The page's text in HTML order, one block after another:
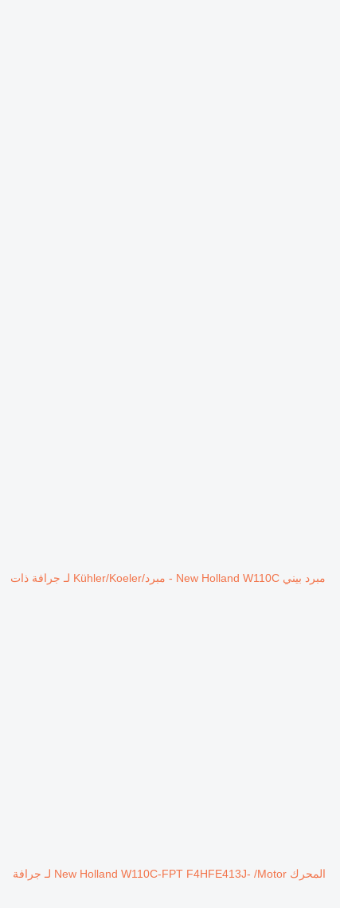
مبرد بيني New Holland W110C - مبرد/Kühler/Koeler لـ جرافة ذات
المحرك New Holland W110C-FPT F4HFE413J- /Motor لـ جرافة